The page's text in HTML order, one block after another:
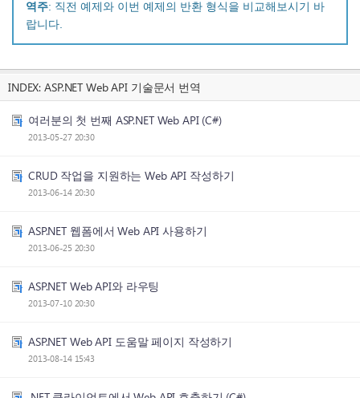
역주: 직전 예제와 이번 예제의 반환 형식을 비교해보시기 바
랍니다.
INDEX:ASP.NET Web API 기술문서 번역
여러분의 첫 번째 ASP.NET Web API (C#)
2013-05-27 20:30
CRUD 작업을 지원하는 Web API 작성하기
2013-06-14 20:30
ASP.NET 웹폼에서 Web API 사용하기
2013-06-25 20:30
ASP.NET Web API와 라우팅
2013-07-10 20:30
ASP.NET Web API 도움말 페이지 작성하기
2013-08-14 15:43